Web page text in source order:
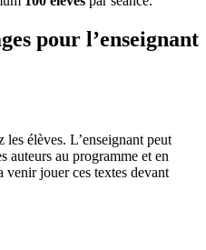
pour l’enseignant
les élèves. L’enseignant peut
auteurs au programme et en
venir jouer ces textes devant